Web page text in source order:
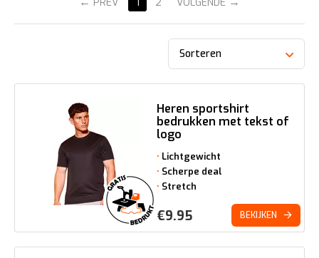
Sorteren
Heren sportshirt
bedrukken met tekst of
logo
Lichtgewicht
Scherpe deal
Stretch
€9.95 BEKIJKEN